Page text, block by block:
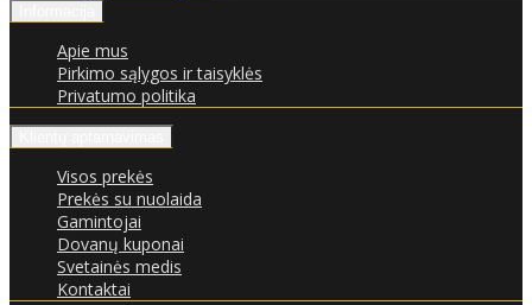
Apie mus
Pirkimo sąlygos ir taisyklės
Privatumo politika
Visos prekės
Prekės su nuolaida
Gamintojai
Dovanų kuponai
Svetainės medis
Kontaktai